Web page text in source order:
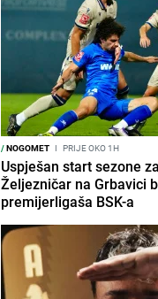
/NOGOMET I PRIJE OKO 1H
Uspješan start sezone
Željezničar na Grbavici
premijerligaša BSK-a